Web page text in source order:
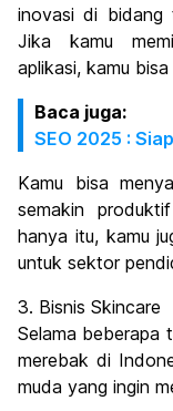
inovasi di bidang
Jika kamu
aplikasi, kamu
Baca juga:
SEO 2025 :
Kamu bisa
semakin
hanya itu, kamu
untuk sektor
3. Bisnis Skincare
Selama beberapa
merebak di
muda yang ingin